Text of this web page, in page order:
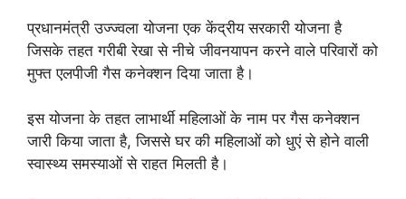
प्रधानमंत्री उज्ज्वला योजना एक केंद्रीय सरकारी योजना है
जिसके तहत गरीबी रेखा से नीचे जीवनयापन करने वाले परिवारों को
मुफ्त एलपीजी गैस कनेक्शन दिया जाता है।
इस योजना के तहत लाभार्थी महिलाओं के नाम पर गैस कनेक्शन
जारी किया जाता है, जिससे घर की महिलाओं को धुएं से होने वाली
स्वास्थ्य समस्याओं से राहत मिलती है।